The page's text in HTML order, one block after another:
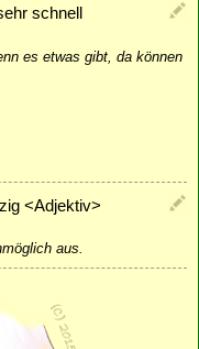
schnell
es etwas gibt, da können
<Adjektiv>
aus.